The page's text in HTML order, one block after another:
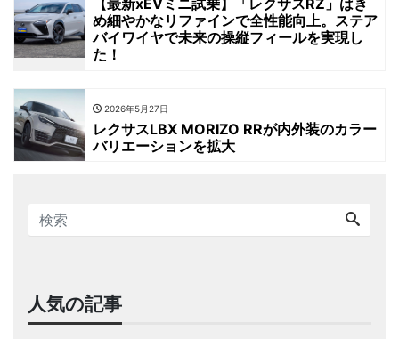
【最新xEVミニ試乗】「レクサスRZ」はき
め細やかなリファインで全性能向上。ステア
バイワイヤで未来の操縦フィールを実現し
た！
2026年5月27日
レクサスLBX MORIZO RRが内外装のカラー
バリエーションを拡大
人気の記事